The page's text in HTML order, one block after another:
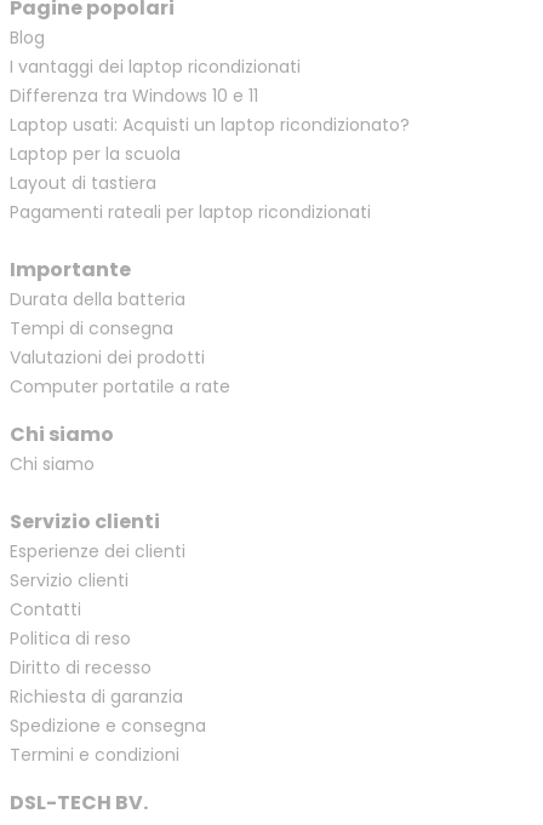
Pagine popolari
Blog
I vantaggi dei laptop ricondizionati
Differenza tra Windows 10 e 11
Laptop usati: Acquisti un laptop ricondizionato?
Laptop per la scuola
Layout di tastiera
Pagamenti rateali per laptop ricondizionati
Importante
Durata della batteria
Tempi di consegna
Valutazioni dei prodotti
Computer portatile a rate
Chi siamo
Chi siamo
Servizio clienti
Esperienze dei clienti
Servizio clienti
Contatti
Politica di reso
Diritto di recesso
Richiesta di garanzia
Spedizione e consegna
Termini e condizioni
DSL-TECH BV.